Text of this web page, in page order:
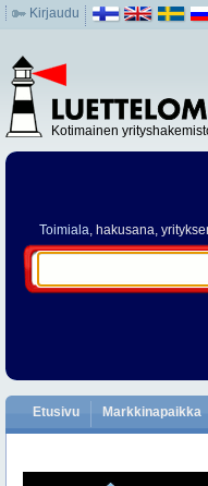
Kirjaudu
Kotimainen
Toimiala, hakusana,
Etusivu Markkinapaikka